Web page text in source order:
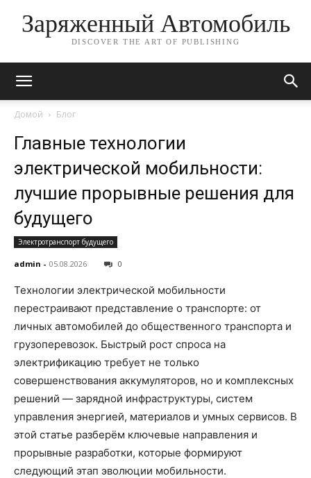
Заряженный Автомобиль
DISCOVER THE ART OF PUBLISHING
Домой Блог
Главные технологии
электрической мобильности:
лучшие прорывные решения для
будущего
Электротранспорт будущего
admin - 05.08.2026 0
Технологии электрической мобильности
перестраивают представление о транспорте: от
личных автомобилей до общественного транспорта и
грузоперевозок. Быстрый рост спроса на
электрификацию требует не только
совершенствования аккумуляторов, но и комплексных
решений — зарядной инфраструктуры, систем
управления энергией, материалов и умных сервисов. В
этой статье разберём ключевые направления и
прорывные разработки, которые формируют
следующий этап эволюции мобильности.